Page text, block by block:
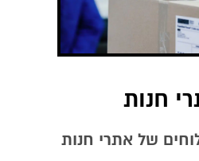
חנות
של אתרי חנות